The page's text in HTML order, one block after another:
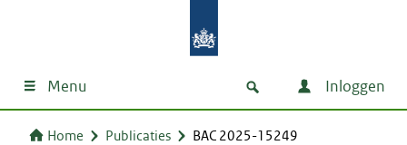
Menu Inloggen
Home Publicaties BAC 2025-15249